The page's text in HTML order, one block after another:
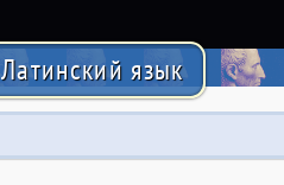
Латинский язык